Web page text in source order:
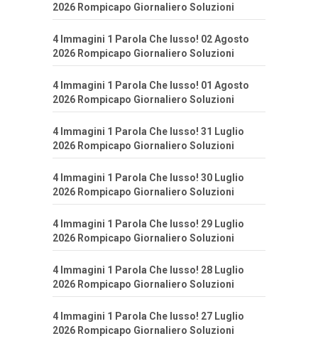
2026 Rompicapo Giornaliero Soluzioni
4 Immagini 1 Parola Che lusso! 02 Agosto
2026 Rompicapo Giornaliero Soluzioni
4 Immagini 1 Parola Che lusso! 01 Agosto
2026 Rompicapo Giornaliero Soluzioni
4 Immagini 1 Parola Che lusso! 31 Luglio
2026 Rompicapo Giornaliero Soluzioni
4 Immagini 1 Parola Che lusso! 30 Luglio
2026 Rompicapo Giornaliero Soluzioni
4 Immagini 1 Parola Che lusso! 29 Luglio
2026 Rompicapo Giornaliero Soluzioni
4 Immagini 1 Parola Che lusso! 28 Luglio
2026 Rompicapo Giornaliero Soluzioni
4 Immagini 1 Parola Che lusso! 27 Luglio
2026 Rompicapo Giornaliero Soluzioni